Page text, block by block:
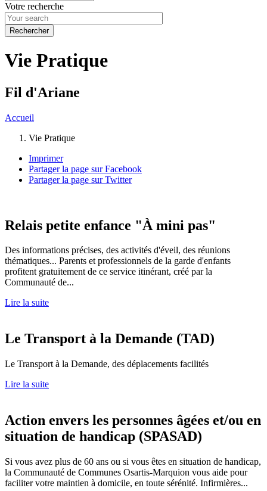
Votre recherche
Vie Pratique
Fil d'Ariane
Accueil
Vie Pratique
Imprimer
Partager la page sur Facebook
Partager la page sur Twitter
Relais petite enfance "À mini pas"
Des informations précises, des activités d'éveil, des réunions
thématiques... Parents et professionnels de la garde d'enfants
profitent gratuitement de ce service itinérant, créé par la
Communauté de...
Lire la suite
Le Transport à la Demande (TAD)
Le Transport à la Demande, des déplacements facilités
Lire la suite
Action envers les personnes âgées et/ou en
situation de handicap (SPASAD)
Si vous avez plus de 60 ans ou si vous êtes en situation de handicap,
la Communauté de Communes Osartis-Marquion vous aide pour
faciliter votre maintien à domicile, en toute sérénité. Infirmières...